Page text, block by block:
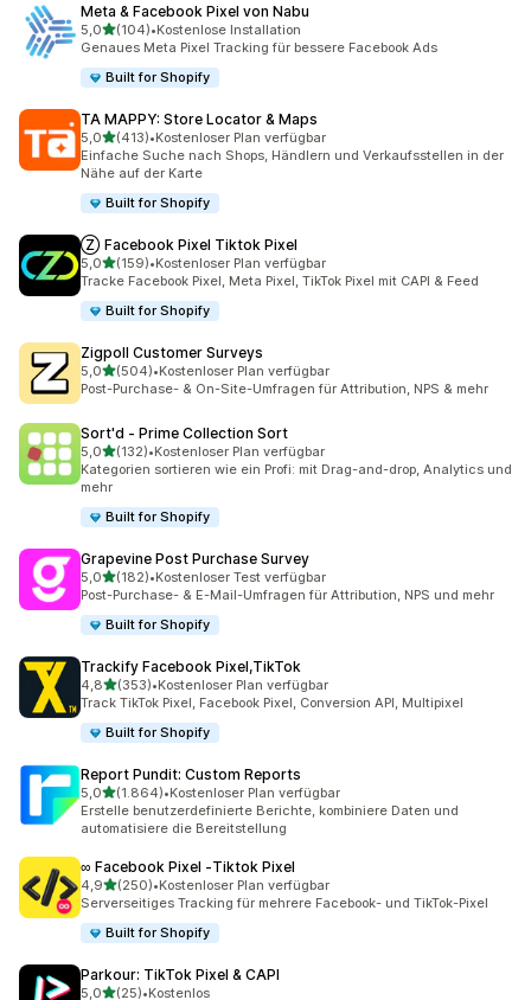
Meta & Facebook Pixel von Nabu
5,0von 5 Sternen
(104)
104 Rezensionen insgesamt
•Kostenlose Installation
Genaues Meta Pixel Tracking für bessere Facebook Ads
Built for Shopify
TA MAPPY: Store Locator & Maps
5,0von 5 Sternen
(413)
413 Rezensionen insgesamt
•Kostenloser Plan verfügbar
Einfache Suche nach Shops, Händlern und Verkaufsstellen in der
Nähe auf der Karte
Built for Shopify
Ⓩ Facebook Pixel Tiktok Pixel
5,0von 5 Sternen
(159)
159 Rezensionen insgesamt
•Kostenloser Plan verfügbar
Tracke Facebook Pixel, Meta Pixel, TikTok Pixel mit CAPI & Feed
Built for Shopify
Zigpoll Customer Surveys
5,0von 5 Sternen
(504)
504 Rezensionen insgesamt
•Kostenloser Plan verfügbar
Post-Purchase- & On-Site-Umfragen für Attribution, NPS & mehr
Sort'd ‑ Prime Collection Sort
5,0von 5 Sternen
(132)
132 Rezensionen insgesamt
•Kostenloser Plan verfügbar
Kategorien sortieren wie ein Profi: mit Drag-and-drop, Analytics und
mehr
Built for Shopify
Grapevine Post Purchase Survey
5,0von 5 Sternen
(182)
182 Rezensionen insgesamt
•Kostenloser Test verfügbar
Post-Purchase- & E-Mail-Umfragen für Attribution, NPS und mehr
Built for Shopify
Trackify Facebook Pixel,TikTok
4,8von 5 Sternen
(353)
353 Rezensionen insgesamt
•Kostenloser Plan verfügbar
Track TikTok Pixel, Facebook Pixel, Conversion API, Multipixel
Built for Shopify
Report Pundit: Custom Reports
5,0von 5 Sternen
(1.864)
1864 Rezensionen insgesamt
•Kostenloser Plan verfügbar
Erstelle benutzerdefinierte Berichte, kombiniere Daten und
automatisiere die Bereitstellung
∞ Facebook Pixel ‑Tiktok Pixel
4,9von 5 Sternen
(250)
250 Rezensionen insgesamt
•Kostenloser Plan verfügbar
Serverseitiges Tracking für mehrere Facebook- und TikTok-Pixel
Built for Shopify
Parkour: TikTok Pixel & CAPI
5,0von 5 Sternen
(25)•Kostenlos